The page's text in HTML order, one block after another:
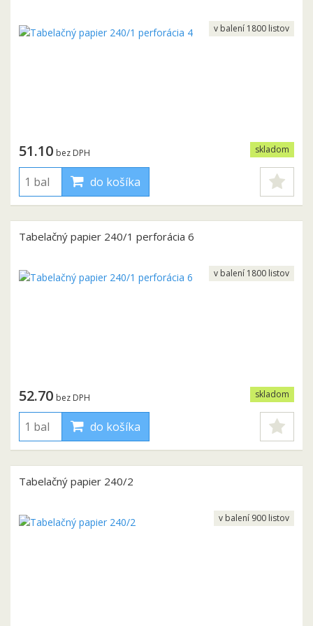
skladom
51.10 bez DPH
do košíka
v balení 1800 listov
Tabelačný papier 240/1 perforácia 6
skladom
52.70 bez DPH
do košíka
v balení 1800 listov
Tabelačný papier 240/2
v balení 900 listov